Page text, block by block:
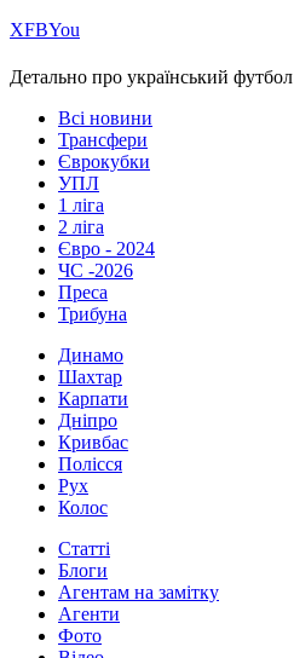
ХFBYou
Детально про український футбол
Всі новини
Трансфери
Єврокубки
УПЛ
1 ліга
2 ліга
Євро - 2024
ЧС -2026
Преса
Трибуна
Динамо
Шахтар
Карпати
Дніпро
Кривбас
Полісся
Рух
Колос
Статті
Блоги
Агентам на замітку
Агенти
Фото